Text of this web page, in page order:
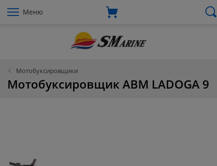
Меню
Мотобуксировщики
Мотобуксировщик АВМ LADOGA 9